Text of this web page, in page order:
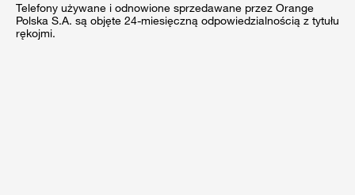
Telefony używane i odnowione sprzedawane przez Orange
Polska S.A. są objęte 24-miesięczną odpowiedzialnością z tytułu
rękojmi.